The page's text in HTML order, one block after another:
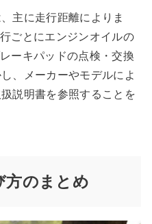
主に走行距離によりま
ごとにエンジンオイルの
ーキパッドの点検・交換
、メーカーやモデルによ
説明書を参照することを
方のまとめ